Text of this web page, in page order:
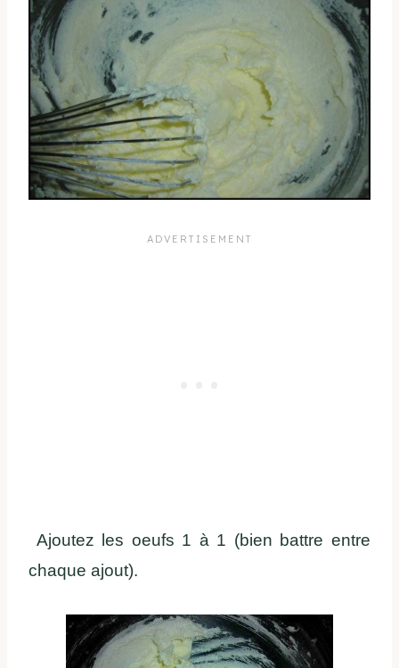
Ajoutez les oeufs 1 à 1 (bien battre entre
chaque ajout).